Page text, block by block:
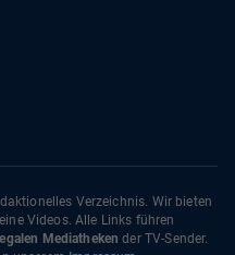
Verzeichnis. Wir bieten
Videos. Alle Links führen
Mediatheken der TV-Sender.